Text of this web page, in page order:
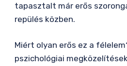
tapasztalt már erős
repülés közben.
Miért olyan erős ez a
pszichológiai